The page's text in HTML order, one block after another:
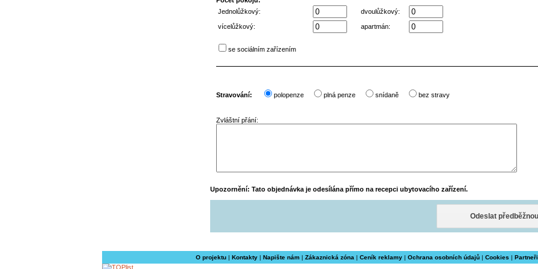
Jednolůžkový:
dvoulůžkový:
vícelůžkový: apartmán:
se sociálním zařízením
Stravování: polopenze plná penze snídaně bez stravy
Zvláštní přání:
Upozornění: Tato objednávka je odesílána přímo na recepci ubytovacího zařízení.
O projektu | Kontakty | Napište nám | Zákaznická zóna | Ceník reklamy | Ochrana osobních údajů | Cookies | Partneři